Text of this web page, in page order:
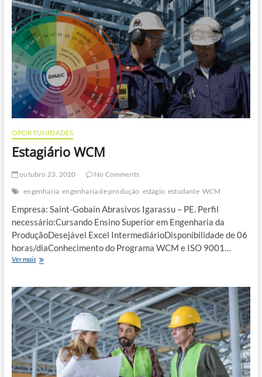
OPORTUNIDADES
Estagiário WCM
outubro 23, 2020
No Comments
engenharia engenharia de produção estágio estudante WCM
Empresa: Saint-Gobain Abrasivos Igarassu – PE. Perfil
necessário:Cursando Ensino Superior em Engenharia da
ProduçãoDesejável Excel IntermediárioDisponibilidade de 06
horas/diaConhecimento do Programa WCM e ISO 9001…
Ver maisEstagiário